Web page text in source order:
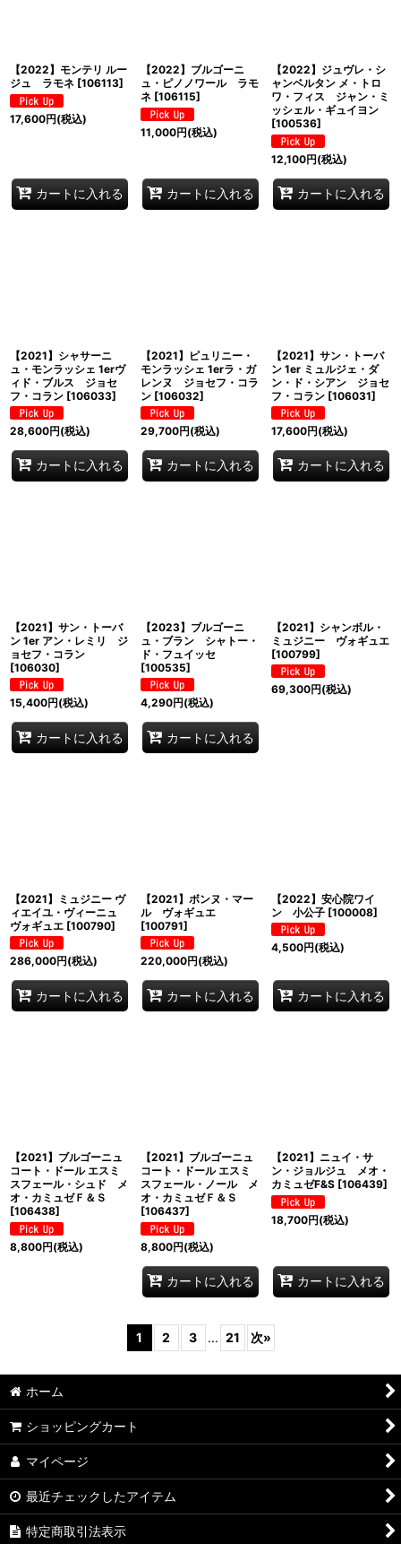
【2022】モンテリ ルー
ジュ ラモネ [106113]
17,600円(税込)
カートに入れる
【2022】ブルゴーニ
ュ・ピノノワール ラモ
ネ [106115]
11,000円(税込)
カートに入れる
【2022】ジュヴレ・シ
ャンベルタン メ・トロ
ワ・フィス ジャン・ミ
ッシェル・ギュイヨン
[100536]
12,100円(税込)
カートに入れる
【2021】シャサーニ
ュ・モンラッシェ 1erヴ
ィド・ブルス ジョセ
フ・コラン [106033]
28,600円(税込)
カートに入れる
【2021】ピュリニー・
モンラッシェ 1erラ・ガ
レンヌ ジョセフ・コラ
ン [106032]
29,700円(税込)
カートに入れる
【2021】サン・トーバ
ン 1er ミュルジェ・ダ
ン・ド・シアン ジョセ
フ・コラン [106031]
17,600円(税込)
カートに入れる
【2021】サン・トーバ
ン 1er アン・レミリ ジ
ョセフ・コラン
[106030]
15,400円(税込)
カートに入れる
【2023】ブルゴーニ
ュ・ブラン シャトー・
ド・フュイッセ
[100535]
4,290円(税込)
カートに入れる
【2021】シャンボル・
ミュジニー ヴォギュエ
[100799]
69,300円(税込)
【2021】ミュジニー ヴ
ィエイユ・ヴィーニュ
ヴォギュエ [100790]
286,000円(税込)
カートに入れる
【2021】ボンヌ・マー
ル ヴォギュエ
[100791]
220,000円(税込)
カートに入れる
【2022】安心院ワイ
ン 小公子 [100008]
4,500円(税込)
カートに入れる
【2021】ブルゴーニュ
コート・ドール エスミ
スフェール・シュド メ
オ・カミュゼＦ＆Ｓ
[106438]
8,800円(税込)
【2021】ブルゴーニュ
コート・ドール エスミ
スフェール・ノール メ
オ・カミュゼＦ＆Ｓ
[106437]
8,800円(税込)
カートに入れる
【2021】ニュイ・サ
ン・ジョルジュ メオ・
カミュゼF&S [106439]
18,700円(税込)
カートに入れる
1 2 3 ... 21 次»
ホーム
ショッピングカート
マイページ
最近チェックしたアイテム
特定商取引法表示